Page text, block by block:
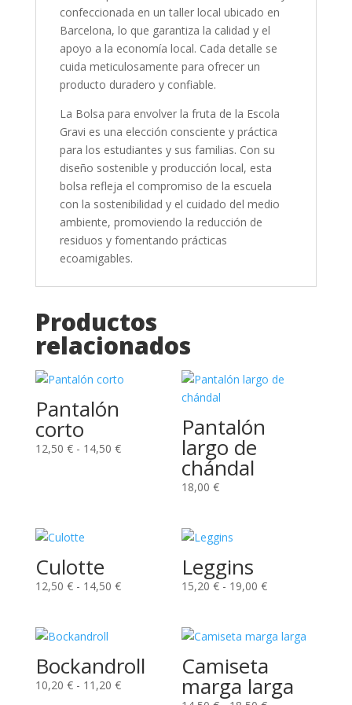
confeccionada en un taller local ubicado en
Barcelona, lo que garantiza la calidad y el
apoyo a la economía local. Cada detalle se
cuida meticulosamente para ofrecer un
producto duradero y confiable.
La Bolsa para envolver la fruta de la Escola
Gravi es una elección consciente y práctica
para los estudiantes y sus familias. Con su
diseño sostenible y producción local, esta
bolsa refleja el compromiso de la escuela
con la sostenibilidad y el cuidado del medio
ambiente, promoviendo la reducción de
residuos y fomentando prácticas
ecoamigables.
Productos
relacionados
Pantalón
corto
12,50 € - 14,50 €Rango
Pantalón
largo de
chándal
18,00€
Culotte
12,50 € - 14,50 €Rango
12,50 €
hasta
14,50 €
Leggins
15,20€ - 19,00€Rango
desde
hasta
19,00 €
Bockandroll
10,20 € - 11,20 €Rango
Camiseta
marga larga